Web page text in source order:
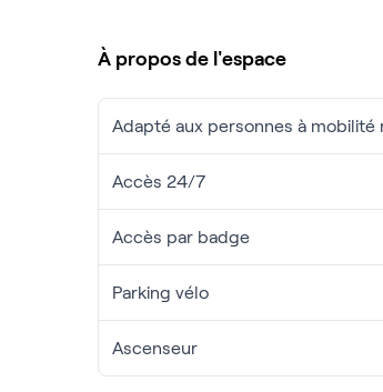
Contactez nous via le formulaire
À propos de l'espace
Adapté aux personnes à mobilité
Accès 24/7
Accès par badge
Parking vélo
Ascenseur